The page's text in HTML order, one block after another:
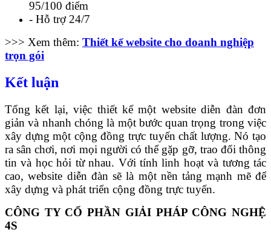
95/100 điểm
- Hỗ trợ 24/7
>>> Xem thêm: Thiết kế website cho doanh nghiệp
trọn gói
Kết luận
Tổng kết lại, việc thiết kế một website diễn đàn đơn
giản và nhanh chóng là một bước quan trọng trong việc
xây dựng một cộng đồng trực tuyến chất lượng. Nó tạo
ra sân chơi, nơi mọi người có thể gặp gỡ, trao đổi thông
tin và học hỏi từ nhau. Với tính linh hoạt và tương tác
cao, website diễn đàn sẽ là một nền tảng mạnh mẽ để
xây dựng và phát triển cộng đồng trực tuyến.
CÔNG TY CỔ PHẦN GIẢI PHÁP CÔNG NGHỆ
4S